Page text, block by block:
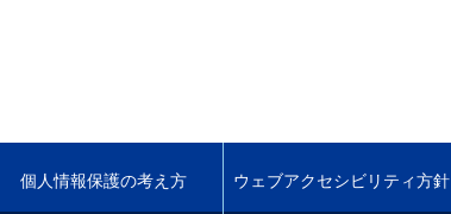
個人情報保護の考え方 ウェブアクセシビリティ方針